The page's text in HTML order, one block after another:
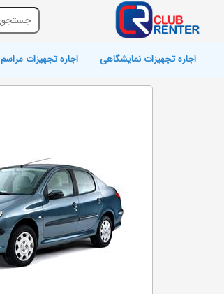
اجاره تجهیزات نمایشگاهی اجاره تجهیزات مراسم